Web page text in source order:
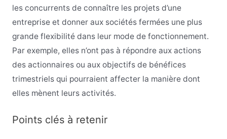
les concurrents de connaître les projets d’une
entreprise et donner aux sociétés fermées une plus
grande flexibilité dans leur mode de fonctionnement.
Par exemple, elles n’ont pas à répondre aux actions
des actionnaires ou aux objectifs de bénéfices
trimestriels qui pourraient affecter la manière dont
elles mènent leurs activités.
Points clés à retenir